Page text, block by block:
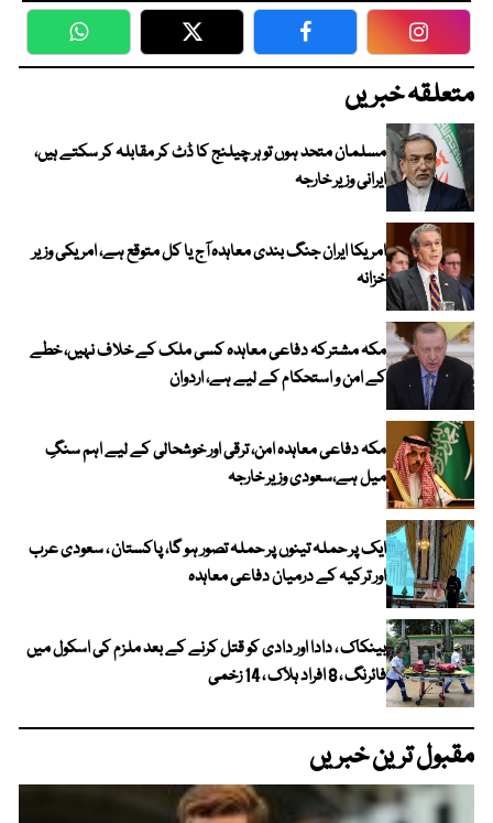
WhatsApp Twitter Facebook
متعلقہ خبریں
مسلمان متحد ہوں تو ہر چیلنج کا ڈٹ کر مقابلہ کر سکتے ہیں،
ایرانی وزیر خارجہ
امریکا ایران جنگ بندی معاہدہ آج یا کل متوقع ہے، امریکی وزیر
خزانہ
مکہ مشترکہ دفاعی معاہدہ کسی ملک کے خلاف نہیں، خطے
کے امن و استحکام کے لیے ہے، اردوان
مکہ دفاعی معاہدہ امن، ترقی اور خوشحالی کے لیے اہم سنگِ
میل ہے،سعودی وزیر خارجہ
ایک پر حملہ تینوں پر حملہ تصور ہو گا، پاکستان ، سعودی عرب
اور ترکیہ کے درمیان دفاعی معاہدہ
بینکاک ، دادا اور دادی کو قتل کرنے کے بعد ملزم کی اسکول میں
فائرنگ ، 8 افراد ہلاک ، 14 زخمی
مقبول ترین خبریں